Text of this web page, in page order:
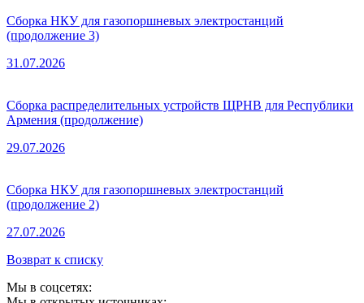
Сборка НКУ для газопоршневых электростанций
(продолжение 3)
31.07.2026
Сборка распределительных устройств ЩРНВ для Республики
Армения (продолжение)
29.07.2026
Сборка НКУ для газопоршневых электростанций
(продолжение 2)
27.07.2026
Возврат к списку
Мы в соцсетях: